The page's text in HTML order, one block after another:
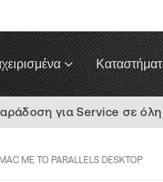
για Service σε όλη
ΜΕ ΤΟ PARALLELS DESKTOP